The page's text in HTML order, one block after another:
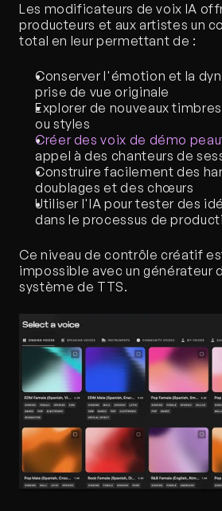
Les modificateurs de voix IA
producteurs et aux artistes un
total en leur permettant de :
Conserver l'émotion et la
prise de vue originale
Explorer de nouveaux
ou styles
Créer des voix de démo
appel à des chanteurs de
Construire facilement des
doublages et des chœurs
Utiliser l'IA pour tester des
dans le processus de
Ce niveau de contrôle créatif
impossible avec un générateur
système de TTS.